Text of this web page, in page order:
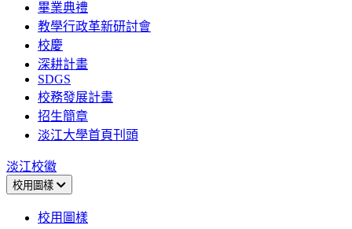
畢業典禮
教學行政革新研討會
校慶
深耕計畫
SDGS
校務發展計畫
招生簡章
淡江大學首頁刊頭
淡江校徽
校用圖樣
校用圖樣